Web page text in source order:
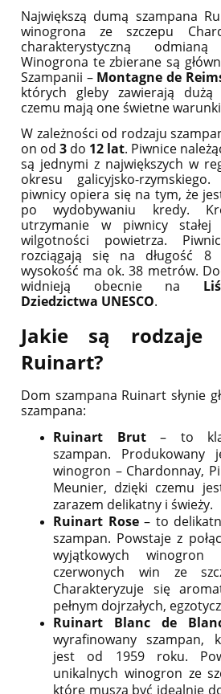
Największą dumą szampana
winogrona ze szczepu
charakterystyczną
Winogrona te zbierane są
Szampanii – Montagne de
których gleby zawierają
czemu mają one świetne
W zależności od rodzaju
on od 3 do 12 lat. Piwnice
są jednymi z największych w
okresu galicyjsko-
piwnicy opiera się na tym, że
po wydobywaniu kredy.
utrzymanie w piwnicy
wilgotności powietrza.
rozciągają się na długość
wysokość ma ok. 38 metrów.
widnieją obecnie na
Dziedzictwa UNESCO.
Jakie są rodzaje
Ruinart?
Dom szampana Ruinart słynie
szampana:
Ruinart Brut– to
szampan.
winogron – Chardonnay,
Meunier, dzięki czemu
zarazem delikatny i świeży.
Ruinart Rose– to
szampan. Powstaje z
wyjątkowych winogron
czerwonych win ze
Charakteryzuje się
pełnym dojrzałych,
Ruinart Blanc de
wyrafinowany szampan,
jest od 1959 roku.
unikalnych winogron ze
które muszą być idealnie